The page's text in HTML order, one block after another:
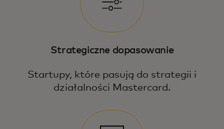
Strategiczne dopasowanie
Startupy, które pasują do strategii i
działalności Mastercard.